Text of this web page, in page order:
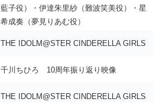
藍子役）・伊達朱里紗（難波笑美役）・星
希成奏（夢見りあむ役）
THE IDOLM@STER CINDERELLA GIRLS
千川ちひろ 10周年振り返り映像
THE IDOLM@STER CINDERELLA GIRLS